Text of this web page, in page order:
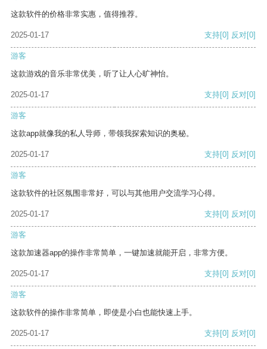
这款软件的价格非常实惠，值得推荐。
2025-01-17 支持[0] 反对[0]
游客
这款游戏的音乐非常优美，听了让人心旷神怡。
2025-01-17 支持[0] 反对[0]
游客
这款app就像我的私人导师，带领我探索知识的奥秘。
2025-01-17 支持[0] 反对[0]
游客
这款软件的社区氛围非常好，可以与其他用户交流学习心得。
2025-01-17 支持[0] 反对[0]
游客
这款加速器app的操作非常简单，一键加速就能开启，非常方便。
2025-01-17 支持[0] 反对[0]
游客
这款软件的操作非常简单，即使是小白也能快速上手。
2025-01-17 支持[0] 反对[0]